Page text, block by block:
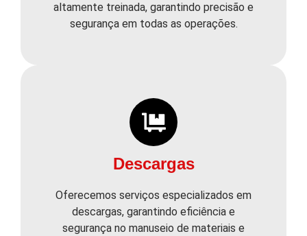
altamente treinada, garantindo precisão e
segurança em todas as operações.
Descargas
Oferecemos serviços especializados em
descargas, garantindo eficiência e
segurança no manuseio de materiais e